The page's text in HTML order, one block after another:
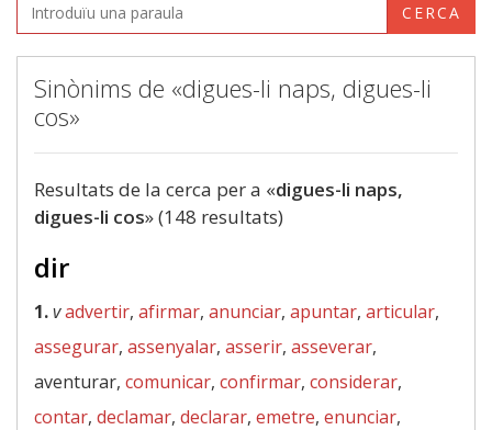
CERCA
Sinònims de «digues-li naps, digues-li
cos»
Resultats de la cerca per a «digues-li naps,
digues-li cos» (148 resultats)
dir
1.vadvertir, afirmar, anunciar, apuntar, articular,
assegurar, assenyalar, asserir, asseverar,
aventurar, comunicar, confirmar, considerar,
contar, declamar, declarar, emetre, enunciar,